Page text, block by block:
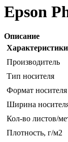
Epson
Описание
Характеристики
Производитель
Тип носителя
Формат носителя
Ширина
Кол-во листов/
Плотность, г/м2